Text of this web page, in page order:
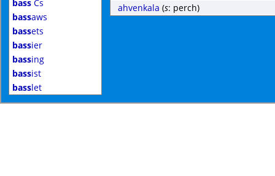
bass Cs
bassaws
bassets
bassier
bassing
bassist
basslet
ahvenkala (s: perch)